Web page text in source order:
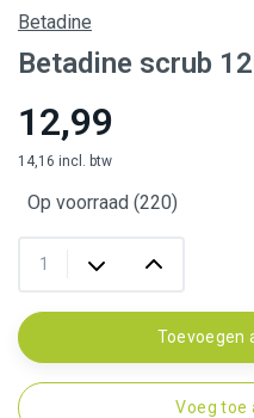
Betadine
Betadine scrub
12,99
14,16 incl. btw
Op voorraad (220)
Toevoegen
Voeg toe